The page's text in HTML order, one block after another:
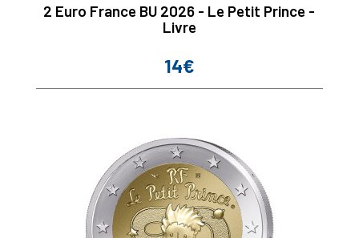
2 Euro France BU 2026 - Le Petit Prince -
Livre
Prix
14€